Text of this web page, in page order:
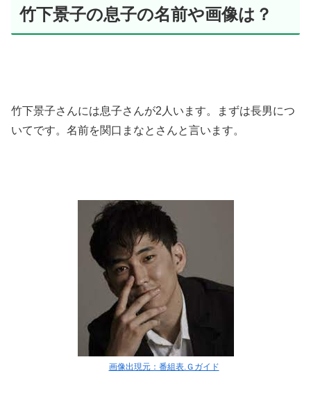
竹下景子の息子の名前や画像は？
竹下景子さんには息子さんが2人います。まずは長男につ
いてです。名前を関口まなとさんと言います。
画像出現元：番組表.Ｇガイド